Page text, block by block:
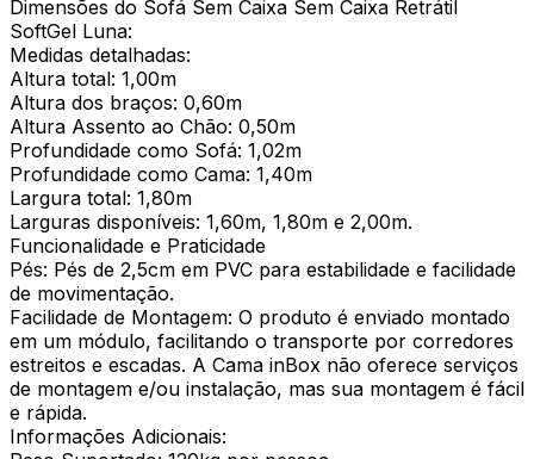
Dimensões do Sofá Sem Caixa Sem Caixa Retrátil
SoftGel Luna:
Medidas detalhadas:
Altura total: 1,00m
Altura dos braços: 0,60m
Altura Assento ao Chão: 0,50m
Profundidade como Sofá: 1,02m
Profundidade como Cama: 1,40m
Largura total: 1,80m
Larguras disponíveis: 1,60m, 1,80m e 2,00m.
Funcionalidade e Praticidade
Pés: Pés de 2,5cm em PVC para estabilidade e facilidade
de movimentação.
Facilidade de Montagem: O produto é enviado montado
em um módulo, facilitando o transporte por corredores
estreitos e escadas. A Cama inBox não oferece serviços
de montagem e/ou instalação, mas sua montagem é fácil
e rápida.
Informações Adicionais: